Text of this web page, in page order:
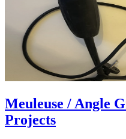
Meuleuse / Angle
Projects